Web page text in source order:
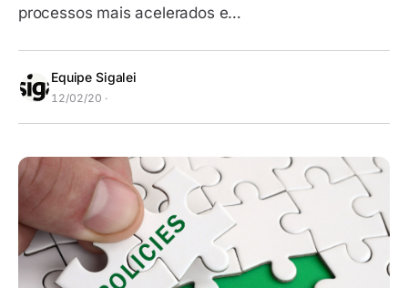
processos mais acelerados e…
Equipe Sigalei
12/02/20 ·